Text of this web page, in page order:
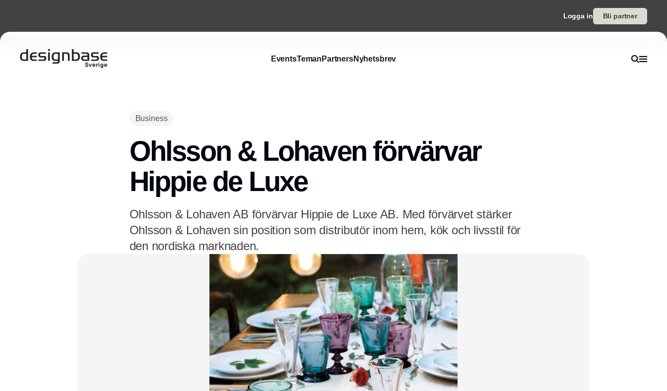
Logga in Bli partner
EventsTeman PartnersNyhetsbrev
Business
Ohlsson & Lohaven förvärvar
Hippie de Luxe
Ohlsson & Lohaven AB förvärvar Hippie de Luxe AB. Med förvärvet stärker
Ohlsson & Lohaven sin position som distributör inom hem, kök och livsstil för
den nordiska marknaden.